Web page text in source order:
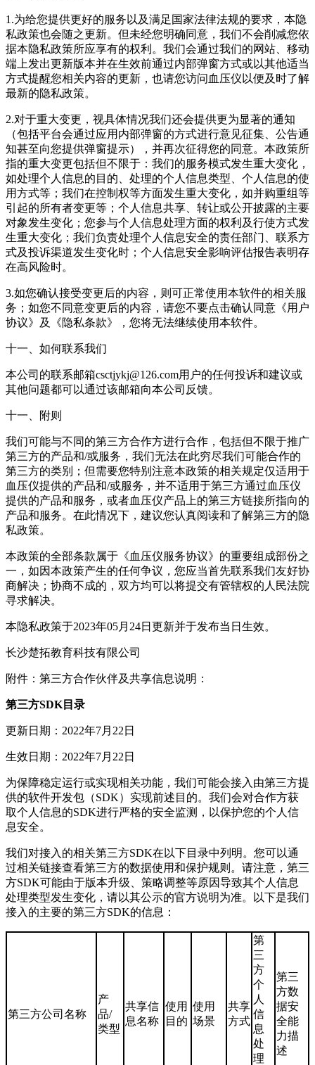
1.为给您提供更好的服务以及满足国家法律法规的要求，本隐
私政策也会随之更新。但未经您明确同意，我们不会削减您依
据本隐私政策所应享有的权利。我们会通过我们的网站、移动
端上发出更新版本并在生效前通过内部弹窗方式或以其他适当
方式提醒您相关内容的更新，也请您访问血压仪以便及时了解
最新的隐私政策。
2.对于重大变更，视具体情况我们还会提供更为显著的通知
（包括平台会通过应用内部弹窗的方式进行意见征集、公告通
知甚至向您提供弹窗提示），并再次征得您的同意。本政策所
指的重大变更包括但不限于：我们的服务模式发生重大变化，
如处理个人信息的目的、处理的个人信息类型、个人信息的使
用方式等；我们在控制权等方面发生重大变化，如并购重组等
引起的所有者变更等；个人信息共享、转让或公开披露的主要
对象发生变化；您参与个人信息处理方面的权利及行使方式发
生重大变化；我们负责处理个人信息安全的责任部门、联系方
式及投诉渠道发生变化时；个人信息安全影响评估报告表明存
在高风险时。
3.如您确认接受变更后的内容，则可正常使用本软件的相关服
务；如您不同意变更后的内容，请您不要点击确认同意《用户
协议》及《隐私条款》，您将无法继续使用本软件。
十一、如何联系我们
本公司的联系邮箱csctjykj@126.com用户的任何投诉和建议或
其他问题都可以通过该邮箱向本公司反馈。
十一、附则
我们可能与不同的第三方合作方进行合作，包括但不限于推广
第三方的产品和/或服务，我们无法在此穷尽我们可能合作的
第三方的类别；但需要您特别注意本政策的相关规定仅适用于
血压仪提供的产品和/或服务，并不适用于第三方通过血压仪
提供的产品和服务，或者血压仪产品上的第三方链接所指向的
产品和服务。在此情况下，建议您认真阅读和了解第三方的隐
私政策。
本政策的全部条款属于《血压仪服务协议》的重要组成部份之
一，如因本政策产生的任何争议，您应当首先联系我们友好协
商解决；协商不成的，双方均可以将提交有管辖权的人民法院
寻求解决。
本隐私政策于2023年05月24日更新并于发布当日生效。
长沙楚拓教育科技有限公司
附件：第三方合作伙伴及共享信息说明：
第三方SDK目录
更新日期：2022年7月22日
生效日期：2022年7月22日
为保障稳定运行或实现相关功能，我们可能会接入由第三方提
供的软件开发包（SDK）实现前述目的。我们会对合作方获
取个人信息的SDK进行严格的安全监测，以保护您的个人信
息安全。
我们对接入的相关第三方SDK在以下目录中列明。您可以通
过相关链接查看第三方的数据使用和保护规则。请注意，第三
方SDK可能由于版本升级、策略调整等原因导致其个人信息
处理类型发生变化，请以其公示的官方说明为准。以下是我们
接入的主要的第三方SDK的信息：
第三方公司名称
产
品/
类型
共享信
息名称
使用
目的
使用
场景
共享
方式
第
三
方
个
人
信
息
处
理
第三
方数
据安
全能
力描
述